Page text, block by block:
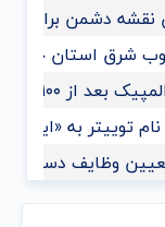
نقشه دشمن برای
شرق استان
بعد از ۱۰۰ سال
توییتر به «ایکس»
وظایف